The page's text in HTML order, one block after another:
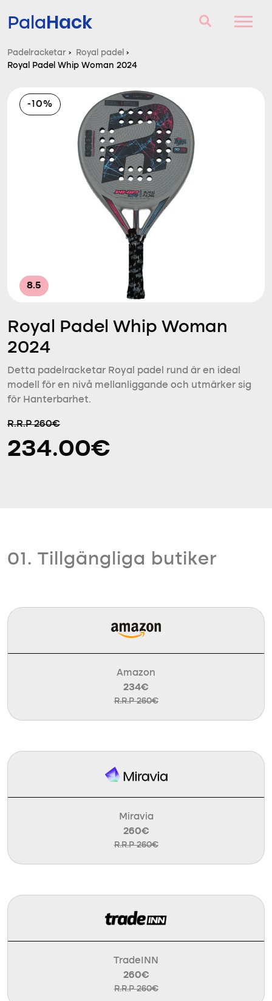
PalaHack
Padelracketar
Frågor och svar
Komparator
Padelracketar › Royal padel ›
Royal Padel Whip Woman 2024
-10%
8.5
Royal Padel Whip Woman
2024
Detta padelracketar Royal padel rund är en ideal
modell för en nivå mellanliggande och utmärker sig
för Hanterbarhet.
R.R.P 260€
234.00€
01. Tillgängliga butiker
Amazon
234€
R.R.P 260€
Miravia
260€
R.R.P 260€
TradeINN
260€
R.R.P 260€